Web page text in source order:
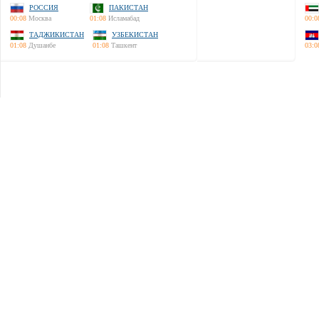
РОССИЯ
00:08 Москва
ПАКИСТАН
01:08 Исламабад
ТАДЖИКИСТАН
01:08 Душанбе
УЗБЕКИСТАН
01:08 Ташкент